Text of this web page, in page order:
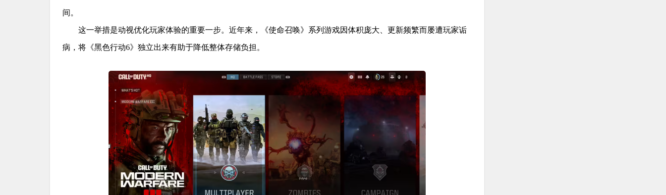
间。
这一举措是动视优化玩家体验的重要一步。近年来，《使命召唤》系列游戏因体积庞大、更新频繁而屡遭玩家诟
病，将《黑色行动6》独立出来有助于降低整体存储负担。